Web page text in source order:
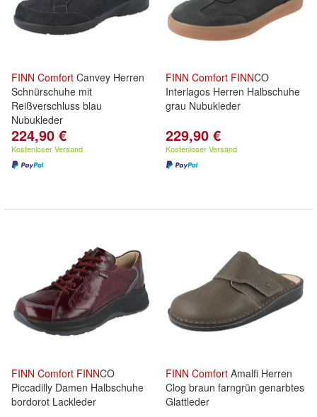
FINN Comfort Canvey Herren
Schnürschuhe mit
Reißverschluss blau
Nubukleder
224,90 €
Kostenloser Versand
FINN Comfort FINNCO
Interlagos Herren Halbschuhe
grau Nubukleder
229,90 €
Kostenloser Versand
FINN Comfort FINNCO
Piccadilly Damen Halbschuhe
bordorot Lackleder
FINN Comfort Amalfi Herren
Clog braun farngrün genarbtes
Glattleder